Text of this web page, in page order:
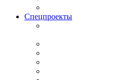
Спецпроекты